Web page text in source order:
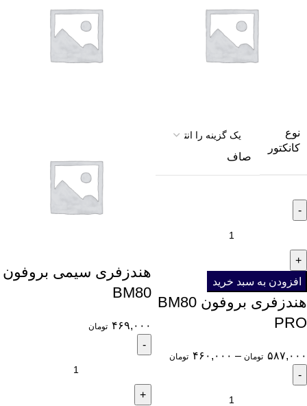
نوع
کانکتور
صاف
افزودن به سبد خرید
هندزفری بروفون BM80
PRO
۵۸۷,۰۰۰ تومان – ۴۶۰,۰۰۰ تومان
هندزفری سیمی بروفون
BM80
۴۶۹,۰۰۰ تومان